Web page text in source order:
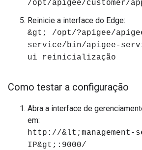
/opt/apigee/customer/
Reinicie a interface do Edge:
&gt; /opt/?apigee/
service/bin/apigee-
ui reinicialização
Como testar a configuração
Abra a interface de
em:
http://&lt;management-
IP&gt;:9000/